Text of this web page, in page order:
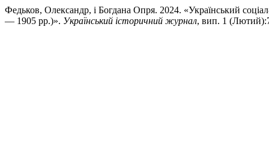
Федьков, Олександр, і Богдана Опря. 2024. «Український
— 1905 рр.)». Український історичний журнал, вип. 1